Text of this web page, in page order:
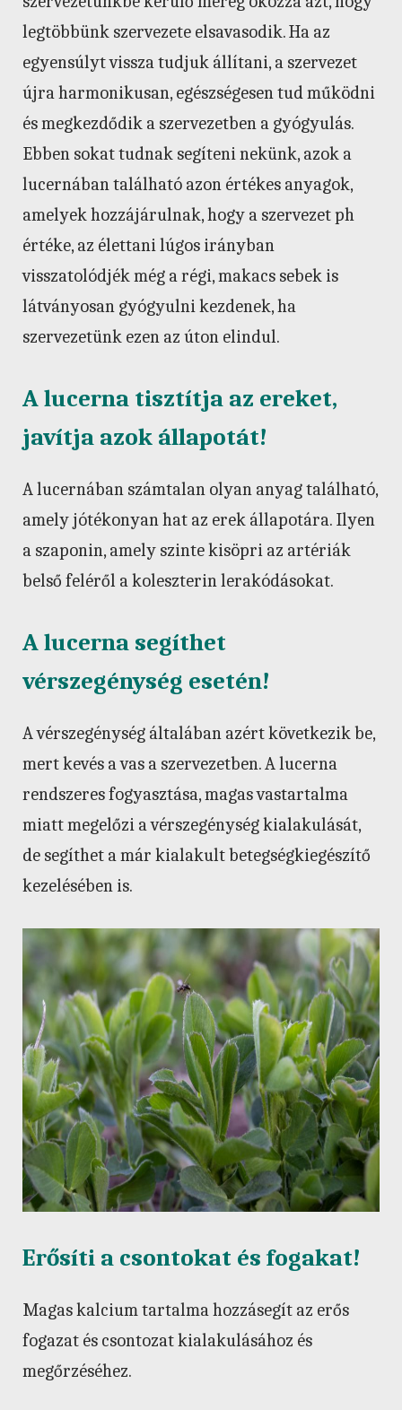
legtöbbünk szervezete elsavasodik. Ha az
egyensúlyt vissza tudjuk állítani, a szervezet
újra harmonikusan, egészségesen tud működni
és megkezdődik a szervezetben a gyógyulás.
Ebben sokat tudnak segíteni nekünk, azok a
lucernában található azon értékes anyagok,
amelyek hozzájárulnak, hogy a szervezet ph
értéke, az élettani lúgos irányban
visszatolódjék még a régi, makacs sebek is
látványosan gyógyulni kezdenek, ha
szervezetünk ezen az úton elindul.
A lucerna tisztítja az ereket,
javítja azok állapotát!
A lucernában számtalan olyan anyag található,
amely jótékonyan hat az erek állapotára. Ilyen
a szaponin, amely szinte kisöpri az artériák
belső feléről a koleszterin lerakódásokat.
A lucerna segíthet
vérszegénység esetén!
A vérszegénység általában azért következik be,
mert kevés a vas a szervezetben. A lucerna
rendszeres fogyasztása, magas vastartalma
miatt megelőzi a vérszegénység kialakulását,
de segíthet a már kialakult betegségkiegészítő
kezelésében is.
Erősíti a csontokat és fogakat!
Magas kalcium tartalma hozzásegít az erős
fogazat és csontozat kialakulásához és
megőrzéséhez.